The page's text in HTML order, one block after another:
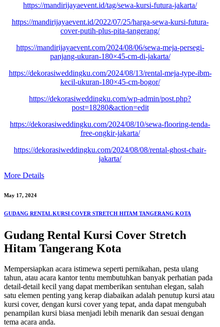
https://mandirijayaevent.id/tag/sewa-kursi-futura-jakarta/
https://mandirijayaevent.id/2022/07/25/harga-sewa-kursi-futura-
cover-putih-plus-pita-tangerang/
https://mandirijayaevent.com/2024/08/06/sewa-meja-persegi-
panjang-ukuran-180×45-cm-di-jakarta/
https://dekorasiweddingku.com/2024/08/13/rental-meja-type-ibm-
kecil-ukuran-180×45-cm-bogor/
https://dekorasiweddingku.com/wp-admin/post.php?
post=18280&action=edit
https://dekorasiweddingku.com/2024/08/10/sewa-flooring-tenda-
free-ongkir-jakarta/
https://dekorasiweddingku.com/2024/08/08/rental-ghost-chair-
jakarta/
More Details
May 17, 2024
GUDANG RENTAL KURSI COVER STRETCH HITAM TANGERANG KOTA
Gudang Rental Kursi Cover Stretch
Hitam Tangerang Kota
Mempersiapkan acara istimewa seperti pernikahan, pesta ulang
tahun, atau acara kantor tentu membutuhkan banyak perhatian pada
detail-detail kecil yang dapat memberikan sentuhan elegan, salah
satu elemen penting yang kerap diabaikan adalah penutup kursi atau
kursi cover, dengan kursi cover yang tepat, anda dapat mengubah
penampilan kursi biasa menjadi lebih menarik dan sesuai dengan
tema acara anda.